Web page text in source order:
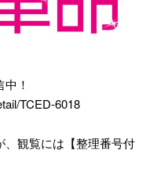
！
TCED-6018
、観覧には【整理番号付